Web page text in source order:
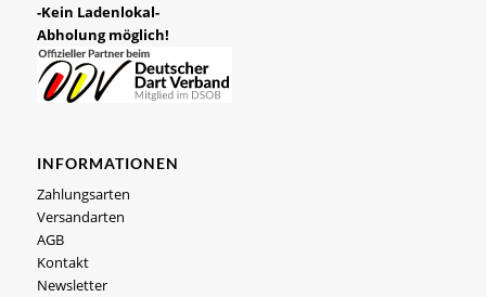
-Kein Ladenlokal-
Abholung möglich!
INFORMATIONEN
Zahlungsarten
Versandarten
AGB
Kontakt
Newsletter